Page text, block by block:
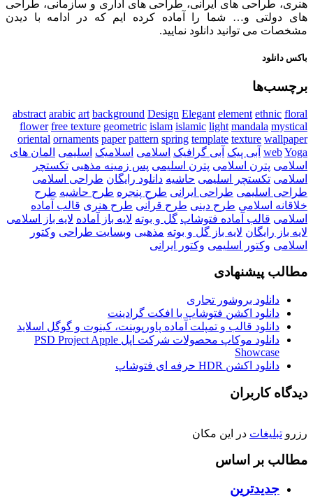
هنری، طراحی های ایرانی، طراحی های اداری و سازمانی، طراحی
های دولتی و… شما را آماده کرده ایم که در ادامه با دیدن
مشخصات می توانید دانلود نمایید.
باکس دانلود
برچسب‌ها
abstract arabic art background Design Elegant element ethnic floral
flower free texture geometric islam islamic light mandala mystical
oriental ornaments paper pattern spring template texture wallpaper
webYoga آبی پیک آبی گرافیک اسلامی اسلامیک اسلیمی المان های
اسلامی پترن اسلامی پترن اسلیمی پس زمینه مذهبی تکستچر
اسلامی تکستچر اسلیمی حاشیه دانلود رایگان طراحی اسلامی
طراحی اسلیمی طراحی ایرانی طرح پنجره طرح حاشیه طرح
خلاقانه اسلامی طرح دینی طرح قرآنی طرح هنری قالب آماده
اسلامی قالب آماده فتوشاپ گل و بوته لایه باز آماده لایه باز اسلامی
لایه باز رایگان لایه باز گل و بوته مذهبی وبسایت طراحی وکتور
اسلامی وکتور اسلیمی وکتور ایرانی
مطالب پیشنهادی
دانلود بروشور تجاری
دانلود اکشن فتوشاپ با افکت گرادینت
دانلود قالب و تمپلت آماده پاورپوینت، کینوت و گوگل اسلاید
دانلود موکاپ محصولات شرکت اپل PSD Project Apple
Showcase
دانلود اکشن HDR حرفه ای فتوشاپ
دیدگاه کاربران
رزرو تبلیغات در این مکان
مطالب بر اساس
جدیدترین